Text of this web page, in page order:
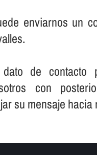
enviarnos un
de contacto
con
su mensaje hacia